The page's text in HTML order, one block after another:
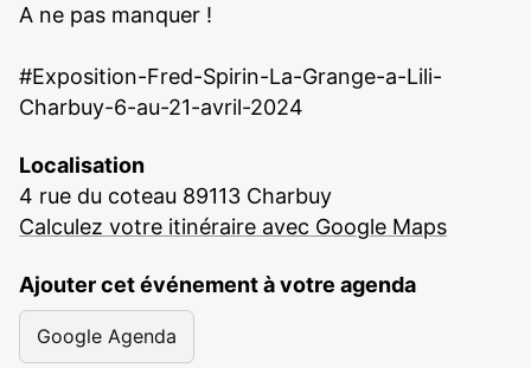
A ne pas manquer !
#Exposition-Fred-Spirin-La-Grange-a-Lili-
Charbuy-6-au-21-avril-2024
Localisation
4 rue du coteau 89113 Charbuy
Calculez votre itinéraire avec Google Maps
Ajouter cet événement à votre agenda
Google Agenda